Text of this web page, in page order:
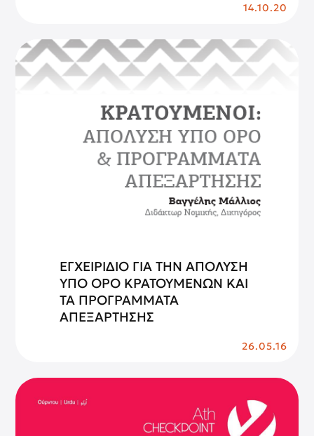
14.10.20
ΕΓΧΕΙΡΙΔΙΟ ΓΙΑ ΤΗΝ ΑΠΟΛΥΣΗ
ΥΠΟ ΟΡΟ ΚΡΑΤΟΥΜΕΝΩΝ ΚΑΙ
ΤΑ ΠΡΟΓΡΑΜΜΑΤΑ
ΑΠΕΞΑΡΤΗΣΗΣ
26.05.16